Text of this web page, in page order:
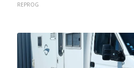
REPROG